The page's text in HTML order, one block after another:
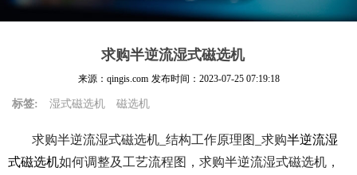
求购半逆流湿式磁选机
来源：qingis.com 发布时间： 2023-07-25 07:19:18
标签: 湿式磁选机 磁选机
求购半逆流湿式磁选机_结构工作原理图_求购半逆流湿
式磁选机如何调整及工艺流程图， 求购半逆流湿式磁选机，